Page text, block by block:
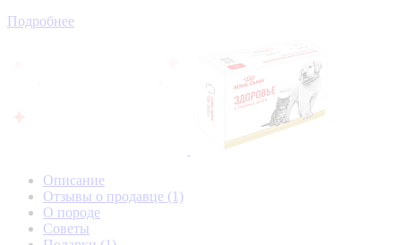
Подробнее
Описание
Отзывы о продавце (1)
О породе
Советы